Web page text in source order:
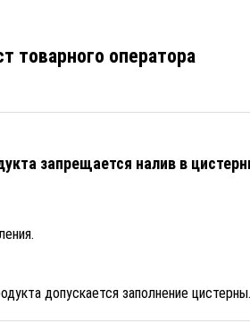
товарного оператора
запрещается налив в
допускается заполнение цистерны.